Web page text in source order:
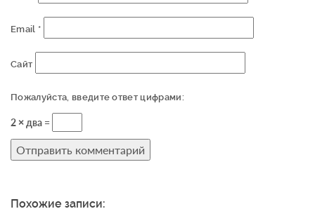
Email *
Сайт
Пожалуйста, введите ответ цифрами:
2 × два =
Похожие записи: